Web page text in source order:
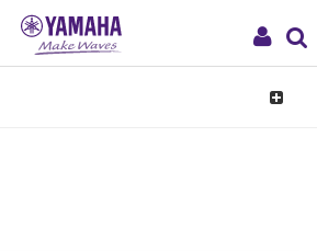
My
Toggle